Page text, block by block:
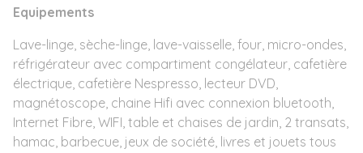
Equipements
Lave-linge, sèche-linge, lave-vaisselle, four, micro-ondes,
réfrigérateur avec compartiment congélateur, cafetière
électrique, cafetière Nespresso, lecteur DVD,
magnétoscope, chaine Hifi avec connexion bluetooth,
Internet Fibre, WIFI, table et chaises de jardin, 2 transats,
hamac, barbecue, jeux de société, livres et jouets tous